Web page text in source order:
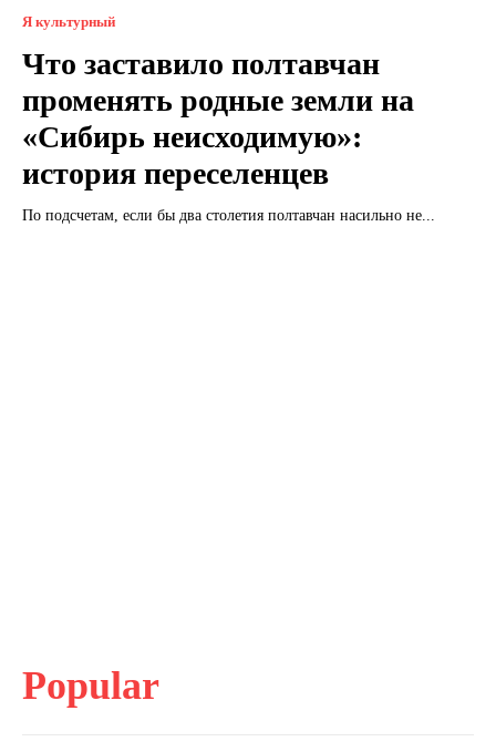
Я культурный
Что заставило полтавчан
променять родные земли на
«Сибирь неисходимую»:
история переселенцев
По подсчетам, если бы два столетия полтавчан насильно не...
Popular